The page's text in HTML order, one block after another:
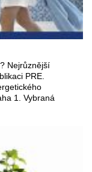
Nejrůznější
PRE.
1. Vybraná